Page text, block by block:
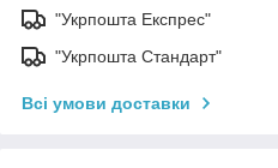
"Укрпошта Експрес"
"Укрпошта Стандарт"
Всі умови доставки